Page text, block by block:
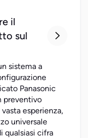
il
sul

sistema a
Panasonic
preventivo
esperienza,
universale
qualsiasi cifra